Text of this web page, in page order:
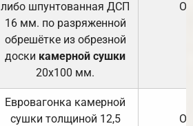
либо шпунтованная ДСП
16 мм. по разряженной
обрешётке из обрезной
доски камерной сушки
20х100 мм.
Евровагонка камерной
сушки толщиной 12,5